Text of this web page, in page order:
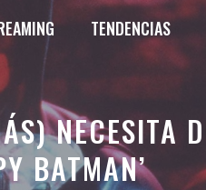
TENDENCIAS
NECESITA
BATMAN’